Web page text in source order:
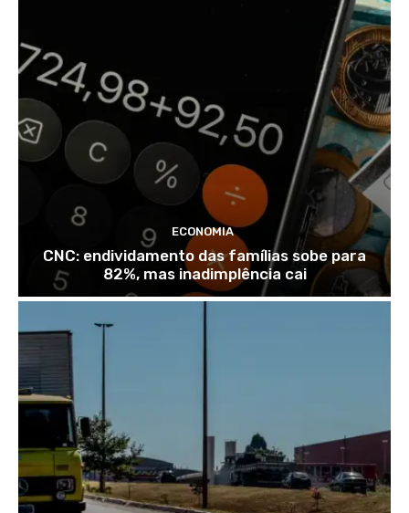
ECONOMIA
CNC: endividamento das famílias sobe para
82%, mas inadimplência cai